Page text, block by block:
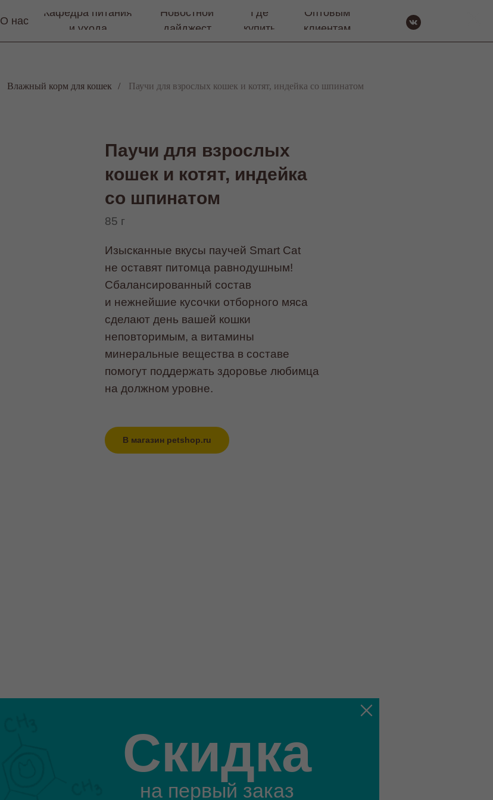
О нас
Кафедра питания
и ухода
Новостной
дайджест
Где
купить
Оптовым
клиентам
Влажный корм для кошек / Паучи для взрослых кошек и котят, индейка со шпинатом
Паучи для взрослых
кошек и котят, индейка
со шпинатом
85 г
Изысканные вкусы паучей Smart Cat
не оставят питомца равнодушным!
Сбалансированный состав
и нежнейшие кусочки отборного мяса
сделают день вашей кошки
неповторимым, а витамины
минеральные вещества в составе
помогут поддержать здоровье любимца
на должном уровне.
В магазин petshop.ru
Скидка
на первый заказ